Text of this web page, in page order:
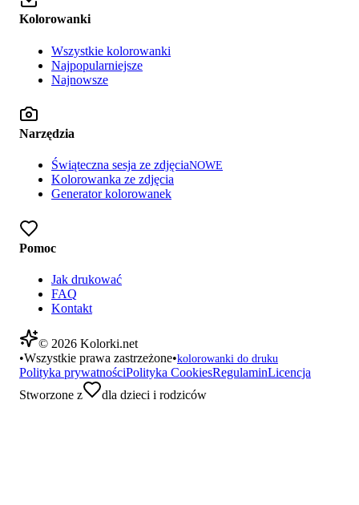
Kolorowanki
Wszystkie kolorowanki
Najpopularniejsze
Najnowsze
Narzędzia
Świąteczna sesja ze zdjęciaNOWE
Kolorowanka ze zdjęcia
Generator kolorowanek
Pomoc
Jak drukować
FAQ
Kontakt
© 2026 Kolorki.net
•Wszystkie prawa zastrzeżone•kolorowanki do druku
Polityka prywatnościPolityka CookiesRegulaminLicencja
Stworzone z
dla dzieci i rodziców